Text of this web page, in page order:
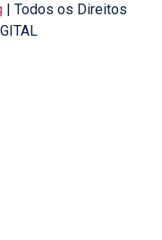
| Todos os Direitos